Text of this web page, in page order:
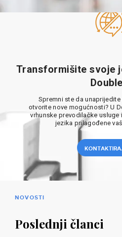
Transformišite svoje
Spremni ste da
otvorite nove mogućnosti? U
vrhunske prevodilačke usluge
jezika prilagođene
NOVOSTI
Poslednji članci